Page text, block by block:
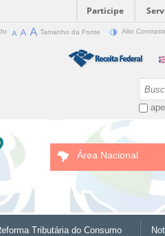
Participe
Tamanho da Fonte Alto
Área Nacional
Tributária do Consumo